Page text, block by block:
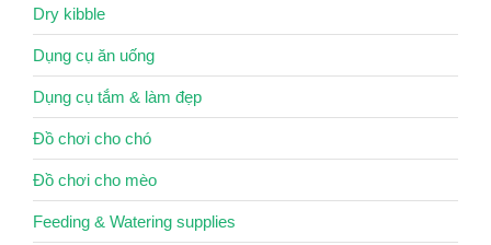
Dry kibble
Dụng cụ ăn uống
Dụng cụ tắm & làm đẹp
Đồ chơi cho chó
Đồ chơi cho mèo
Feeding & Watering supplies